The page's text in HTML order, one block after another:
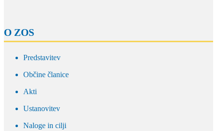
O ZOS
Predstavitev
Občine članice
Akti
Ustanovitev
Naloge in cilji